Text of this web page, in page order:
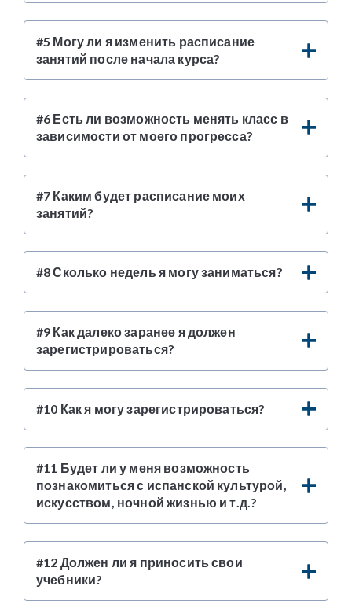
#5 Могу ли я изменить расписание
занятий после начала курса?
#6 Есть ли возможность менять класс в
зависимости от моего прогресса?
#7 Каким будет расписание моих
занятий?
#8 Сколько недель я могу заниматься?
#9 Как далеко заранее я должен
зарегистрироваться?
#10 Как я могу зарегистрироваться?
#11 Будет ли у меня возможность
познакомиться с испанской культурой,
искусством, ночной жизнью и т.д.?
#12 Должен ли я приносить свои
учебники?